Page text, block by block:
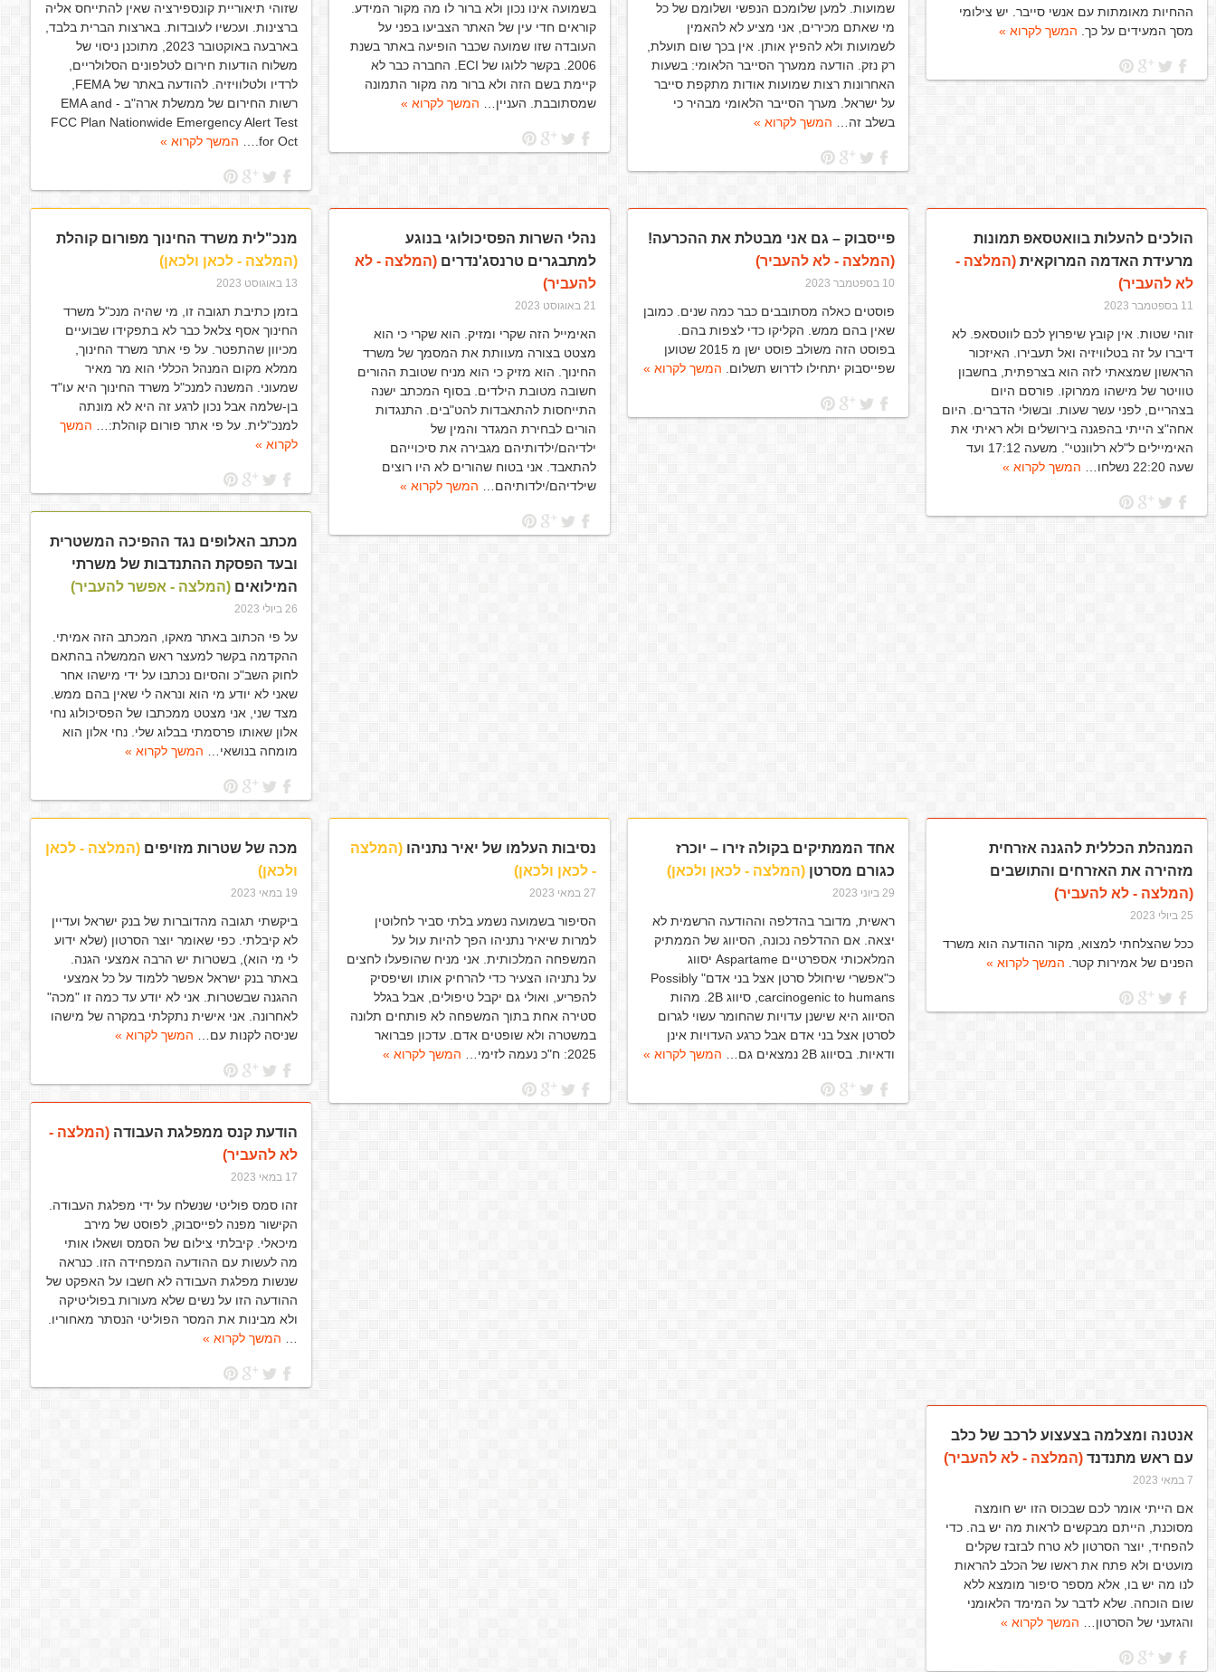
ההחיות מאומתות עם אנשי סייבר. יש צילומי
מסך המעידים על כך. המשך לקרוא »
שמועות. למען שלומכם הנפשי ושלומם של כל
מי שאתם מכירים, אני מציע לא להאמין
לשמועות ולא להפיץ אותן. אין בכך שום תועלת,
רק נזק. הודעה ממערך הסייבר הלאומי: בשעות
האחרונות רצות שמועות אודות מתקפת סייבר
על ישראל. מערך הסייבר הלאומי מבהיר כי
בשלב זה… המשך לקרוא »
בשמועה אינו נכון ולא ברור לו מה מקור המידע.
קוראים חדי עין של האתר הצביעו בפני על
העובדה שזו שמועה שכבר הופיעה באתר בשנת
2006. בקשר ללוגו של ECI. החברה כבר לא
קיימת בשם הזה ולא ברור מה מקור התמונה
שמסתובבת. העניין… המשך לקרוא »
שזוהי תיאוריית קונספירציה שאין להתייחס אליה
ברצינות. ועכשיו לעובדות. בארצות הברית בלבד,
בארבעה באוקטובר 2023, מתוכנן ניסוי של
משלוח הודעות חירום לטלפונים הסלולריים,
רשות החירום של ממשלת ארה"ב - EMA and
FCC Plan Nationwide Emergency Alert Test
for Oct.…
המשך לקרוא »
הולכים להעלות בוואטסאפ תמונות
מרעידת האדמה המרוקאית (המלצה -
לא להעביר)
11 בספטמבר 2023
זוהי שטות. אין קובץ שיפרוץ לכם לווטסאפ. לא
דיברו על זה בטלוויזיה ואל תעבירו. האיזכור
הראשון שמצאתי לזה הוא בצרפתית, בחשבון
טוויטר של מישהו ממרוקו. פורסם היום
בצהריים, לפני עשר שעות. ובשולי הדברים. היום
אחה"צ הייתי בהפגנה בירושלים ולא ראיתי את
האימיילים ל"לא רלוונטי". משעה 17:12 ועד
שעה 22:20 נשלחו…
המשך לקרוא »
פייסבוק – גם אני מבטלת את ההכרעה!
(המלצה - לא להעביר)
10 בספטמבר 2023
פוסטים כאלה מסתובבים כבר כמה שנים. כמובן
שאין בהם ממש. הקליקו כדי לצפות בהם.
בפוסט הזה משולב פוסט ישן מ 2015 שטוען
שפייסבוק יתחילו לדרוש תשלום. המשך לקרוא »
נהלי השרות הפסיכולוגי בנוגע
למתבגרים טרנסג'נדרים (המלצה - לא
להעביר)
21 באוגוסט 2023
האימייל הזה שקרי ומזיק. הוא שקרי כי הוא
מצטט בצורה מעוותת את המסמך של משרד
החינוך. הוא מזיק כי הוא מניח שטובת ההורים
חשובה מטובת הילדים. בסוף המכתב ישנה
התייחסות להתאבדות להט"בים. התנגדות
הורים לבחירת המגדר והמין של
ילדיהם/ילדותיהם מגבירה את סיכוייהם
להתאבד. אני בטוח שהורים לא היו רוצים
שילדיהם/ילדותיהם… המשך לקרוא »
מנכ"לית משרד החינוך מפורום קוהלת
(המלצה - לכאן ולכאן)
13 באוגוסט 2023
בזמן כתיבת תגובה זו, מי שהיה מנכ"ל משרד
החינוך אסף צלאל כבר לא בתפקידו שבועיים
מכיוון שהתפטר. על פי אתר משרד החינוך,
ממלא מקום המנהל הכללי הוא מר מאיר
שמעוני. המשנה למנכ"ל משרד החינוך היא עו"ד
בן-שלמה אבל נכון לרגע זה היא לא מונתה
למנכ"לית. על פי אתר פורום קוהלת:… המשך
לקרוא »
מכתב האלופים נגד ההפיכה המשטרית
ובעד הפסקת ההתנדבות של משרתי
המילואים (המלצה - אפשר להעביר)
26 ביולי 2023
על פי הכתוב באתר מאקו, המכתב הזה אמיתי.
ההקדמה בקשר למעצר ראש הממשלה בהתאם
לחוק השב"כ והסיום נכתבו על ידי מישהו אחר
שאני לא יודע מי הוא ונראה לי שאין בהם ממש.
מצד שני, אני מצטט ממכתבו של הפסיכולוג נחי
אלון שאותו פרסמתי בבלוג שלי. נחי אלון הוא
מומחה בנושאי… המשך לקרוא »
המנהלת הכללית להגנה אזרחית
מזהירה את האזרחים והתושבים
(המלצה - לא להעביר)
25 ביולי 2023
ככל שהצלחתי למצוא, מקור ההודעה הוא משרד
הפנים של אמירות קטר. המשך לקרוא »
אחד הממתיקים בקולה זירו – יוכרז
כגורם מסרטן (המלצה - לכאן ולכאן)
29 ביוני 2023
ראשית, מדובר בהדלפה וההודעה הרשמית לא
יצאה. אם ההדלפה נכונה, הסיווג של הממתיק
המלאכותי אספרטיים Aspartame יסווג
כ"אפשרי שיחולל סרטן אצל בני אדם" Possibly
carcinogenic to humans, סיווג 2B. מהות
הסיווג היא שישנן עדויות שהחומר עשוי לגרום
לסרטן אצל בני אדם אבל כרגע העדויות אינן
ודאיות. בסיווג 2B נמצאים גם…
המשך לקרוא »
נסיבות העלמו של יאיר נתניהו (המלצה
- לכאן ולכאן)
27 במאי 2023
הסיפור בשמועה נשמע בלתי סביר לחלוטין
למרות שיאיר נתניהו הפך להיות עול על
המשפחה המלכותית. אני מניח שהופעלו לחצים
על נתניהו הצעיר כדי להרחיק אותו ושיפסיק
להפריע, ואולי גם יקבל טיפולים, אבל בגלל
סטירה אחת בתוך המשפחה לא פותחים תלונה
במשטרה ולא שופטים אדם. עדכון פברואר
2025: ח"כ נעמה לזימי…
המשך לקרוא »
מכה של שטרות מזויפים (המלצה - לכאן
ולכאן)
19 במאי 2023
ביקשתי תגובה מהדוברות של בנק ישראל ועדיין
לא קיבלתי. כפי שאומר יוצר הסרטון (שלא ידוע
לי מי הוא), בשטרות יש הרבה אמצעי הגנה.
באתר בנק ישראל אפשר ללמוד על כל אמצעי
ההגנה שבשטרות. אני לא יודע עד כמה זו "מכה"
לאחרונה. אני אישית נתקלתי במקרה של מישהו
שניסה לקנות עם… המשך לקרוא »
הודעת קנס ממפלגת העבודה (המלצה -
לא להעביר)
17 במאי 2023
זהו סמס פוליטי שנשלח על ידי מפלגת העבודה.
הקישור מפנה לפייסבוק, לפוסט של מירב
מיכאלי. קיבלתי צילום של הסמס ושאלו אותי
מה לעשות עם ההודעה המפחידה הזו. כנראה
שנשות מפלגת העבודה לא חשבו על האפקט של
ההודעה הזו על נשים שלא מעורות בפוליטיקה
ולא מבינות את המסר הפוליטי הנסתר מאחוריו.
המשך לקרוא »
אנטנה ומצלמה בצעצוע לרכב של כלב
עם ראש מתנדנד (המלצה - לא להעביר)
7 במאי 2023
אם הייתי אומר לכם שבכוס הזו יש חומצה
מסוכנת, הייתם מבקשים לראות מה יש בה. כדי
להפחיד, יוצר הסרטון לא טרח לבזבז שקלים
מועטים ולא פתח את ראשו של הכלב להראות
לנו מה יש בו, אלא מספר סיפור מומצא ללא
שום הוכחה. שלא לדבר על המימד הלאומני
והגזעני של הסרטון… המשך לקרוא »